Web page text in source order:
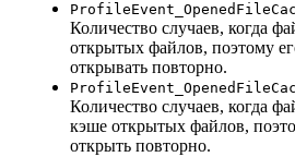
Количество случаев, когда
открытых файлов, поэтому
открывать повторно.
Количество случаев, когда
кэше открытых файлов,
открыть повторно.